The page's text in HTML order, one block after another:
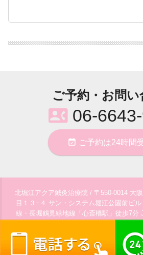
ご予約・お問い
contact_phone06-
event_available ご予約は24時間
北堀江アクア鍼灸治療院 / 〒550-0014 大
目１３−４ サン・システム堀江公園前ビ
線・長堀鶴見緑地線「心斎橋駅」徒歩7分
線・四つ橋線・千日前線「なんば駅」徒